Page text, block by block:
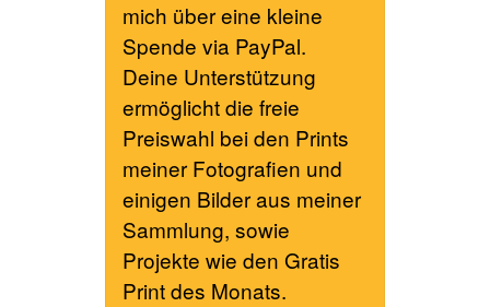
mich über eine kleine
Spende via PayPal.
Deine Unterstützung
ermöglicht die freie
Preiswahl bei den Prints
meiner Fotografien und
einigen Bilder aus meiner
Sammlung, sowie
Projekte wie den Gratis
Print des Monats.